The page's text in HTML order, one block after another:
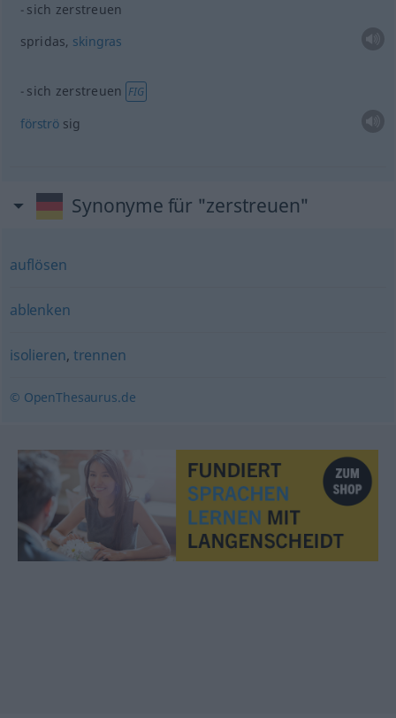
sich zerstreuen
spridas, skingras
sich zerstreuen FIG
förströsig
Synonyme für "zerstreuen"
auflösen
ablenken
isolieren, trennen
© OpenThesaurus.de